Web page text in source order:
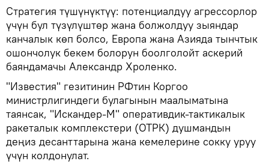
Стратегия түшүнүктүү: потенциалдуу агрессорлор
үчүн бул түзүлүштөр жана болжолдуу зыяндар
канчалык көп болсо, Европа жана Азияда тынчтык
ошончолук бекем болорун боолголойт аскерий
баяндамачы Александр Хроленко.
"Известия" гезитинин РФтин Коргоо
министрлигиндеги булагынын маалыматына
таянсак, "Искандер-М" оперативдик-тактикалык
ракеталык комплекстери (ОТРК) душмандын
деңиз десанттарына жана кемелерине сокку уруу
үчүн колдонулат.